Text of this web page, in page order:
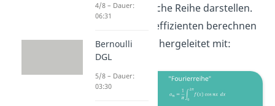
trigonometrische Reihe darstellen.
Die Fourierkoeffizienten berechnen
sich wie zuvor hergeleitet mit:
4/8 – Dauer:
06:31
Bernoulli
DGL
5/8 – Dauer:
03:30